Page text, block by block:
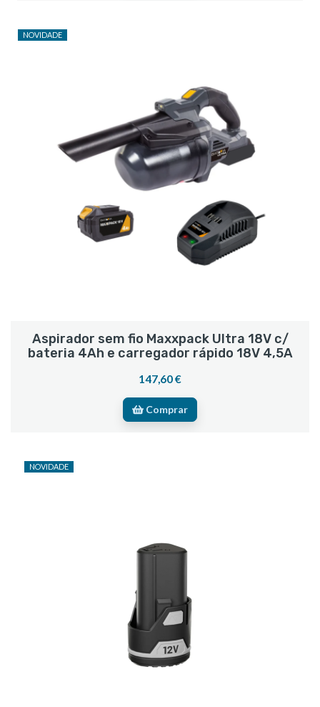
NOVIDADE
Aspirador sem fio Maxxpack Ultra 18V c/
bateria 4Ah e carregador rápido 18V 4,5A
147,60 €
Comprar
NOVIDADE